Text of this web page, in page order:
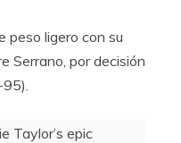
peso ligero con su
Serrano, por decisión
Taylor’s epic